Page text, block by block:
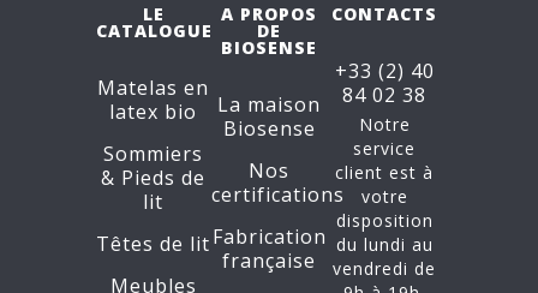
LE
CATALOGUE
Matelas en
latex bio
Sommiers
& Pieds de
lit
Têtes de lit
Meubles
A PROPOS
DE
BIOSENSE
La maison
Biosense
Nos
certifications
Fabrication
française
CONTACTS
+33 (2) 40
84 02 38
Notre
service
client est à
votre
disposition
du lundi au
vendredi de